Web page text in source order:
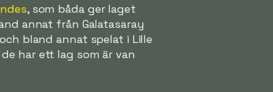
, som båda ger laget
annat från Galatasaray
bland annat spelat i Lille
har ett lag som är van